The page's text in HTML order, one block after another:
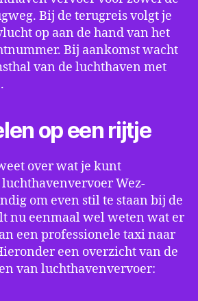
Bij de terugreis volgt je
op aan de hand van het
Bij aankomst wacht
van de luchthaven met
op een rijtje
over wat je kunt
Wez-
om even stil te staan bij de
nu eenmaal wel weten wat er
een professionele taxi naar
een overzicht van de
van luchthavenvervoer: